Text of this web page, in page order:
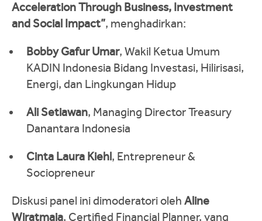
Acceleration Through Business, Investment
and Social Impact”, menghadirkan:
Bobby Gafur Umar, Wakil Ketua Umum
KADIN Indonesia Bidang Investasi, Hilirisasi,
Energi, dan Lingkungan Hidup
Ali Setiawan, Managing Director Treasury
Danantara Indonesia
Cinta Laura Kiehl, Entrepreneur &
Sociopreneur
Diskusi panel ini dimoderatori oleh Aline
Wiratmaja, Certified Financial Planner, yang